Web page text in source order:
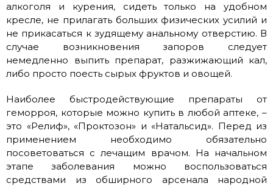
алкоголя и курения, сидеть только на удобном
кресле, не прилагать больших физических усилий и
не прикасаться к зудящему анальному отверстию. В
случае возникновения запоров следует
немедленно выпить препарат, разжижающий кал,
либо просто поесть сырых фруктов и овощей.
Наиболее быстродействующие препараты от
геморроя, которые можно купить в любой аптеке, –
это «Релиф», «Проктозон» и «Натальсид». Перед из
применением необходимо обязательно
посоветоваться с лечащим врачом. На начальном
этапе заболевания можно воспользоваться
средствами из обширного арсенала народной